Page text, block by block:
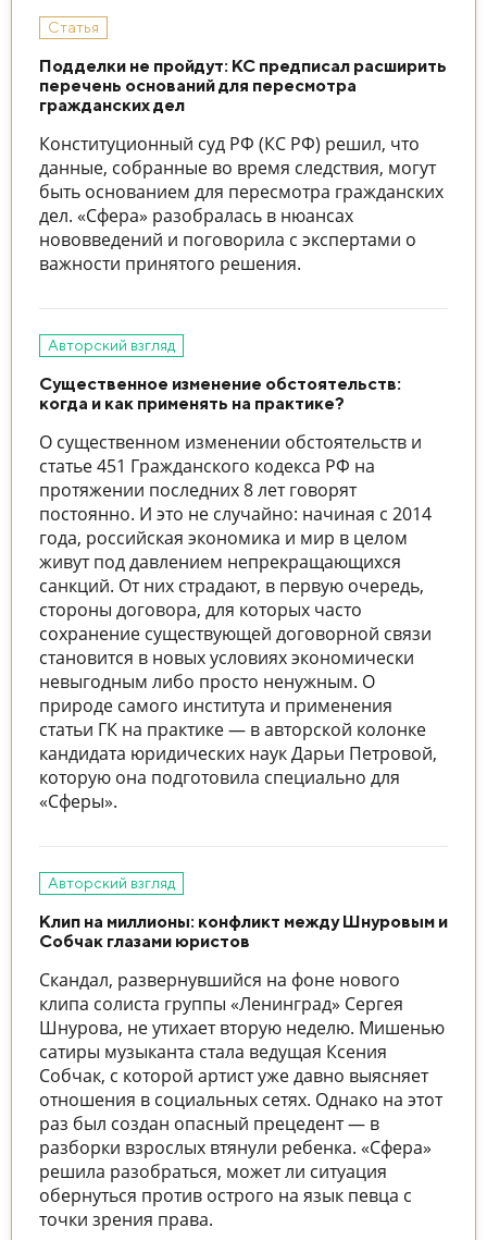
Статья
Подделки не пройдут: КС предписал расширить
перечень оснований для пересмотра
гражданских дел
Конституционный суд РФ (КС РФ) решил, что
данные, собранные во время следствия, могут
быть основанием для пересмотра гражданских
дел. «Сфера» разобралась в нюансах
нововведений и поговорила с экспертами о
важности принятого решения.
Авторский взгляд
Существенное изменение обстоятельств:
когда и как применять на практике?
О существенном изменении обстоятельств и
статье 451 Гражданского кодекса РФ на
протяжении последних 8 лет говорят
постоянно. И это не случайно: начиная с 2014
года, российская экономика и мир в целом
живут под давлением непрекращающихся
санкций. От них страдают, в первую очередь,
стороны договора, для которых часто
сохранение существующей договорной связи
становится в новых условиях экономически
невыгодным либо просто ненужным. О
природе самого института и применения
статьи ГК на практике — в авторской колонке
кандидата юридических наук Дарьи Петровой,
которую она подготовила специально для
«Сферы».
Авторский взгляд
Клип на миллионы: конфликт между Шнуровым и
Собчак глазами юристов
Скандал, развернувшийся на фоне нового
клипа солиста группы «Ленинград» Сергея
Шнурова, не утихает вторую неделю. Мишенью
сатиры музыканта стала ведущая Ксения
Собчак, с которой артист уже давно выясняет
отношения в социальных сетях. Однако на этот
раз был создан опасный прецедент — в
разборки взрослых втянули ребенка. «Сфера»
решила разобраться, может ли ситуация
обернуться против острого на язык певца с
точки зрения права.